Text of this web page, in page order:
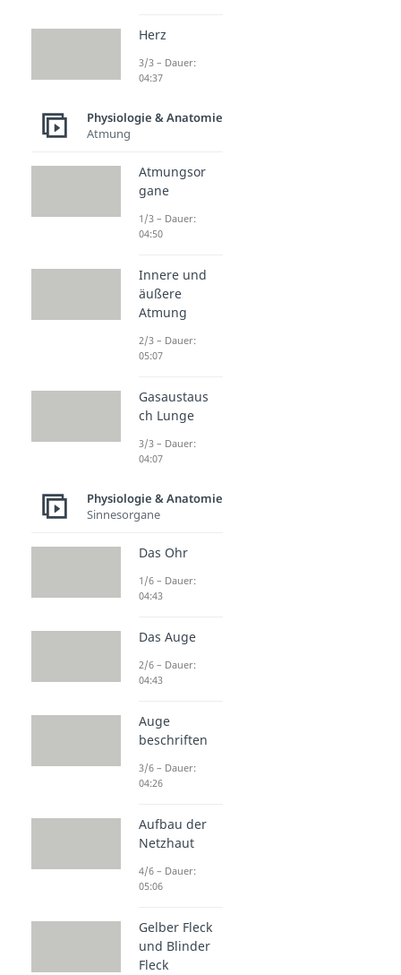
Herz
3/3 – Dauer:
04:37
Physiologie & Anatomie
Atmung
Atmungsor
gane
1/3 – Dauer:
04:50
Innere und
äußere
Atmung
2/3 – Dauer:
05:07
Gasaustaus
ch Lunge
3/3 – Dauer:
04:07
Physiologie & Anatomie
Sinnesorgane
Das Ohr
1/6 – Dauer:
04:43
Das Auge
2/6 – Dauer:
04:43
Auge
beschriften
3/6 – Dauer:
04:26
Aufbau der
Netzhaut
4/6 – Dauer:
05:06
Gelber Fleck
und Blinder
Fleck